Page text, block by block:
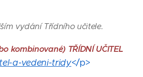
vydání Třídního učitele.
kombinované) TŘÍDNÍ UČITEL
a-vedeni-tridy</p>